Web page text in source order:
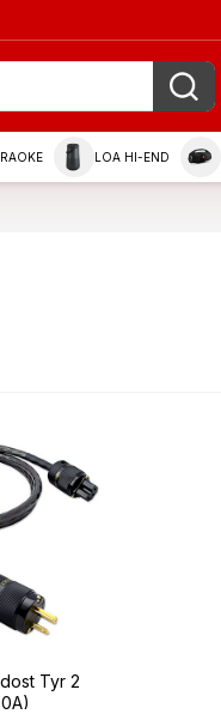
LOA HI-END
Tyr 2